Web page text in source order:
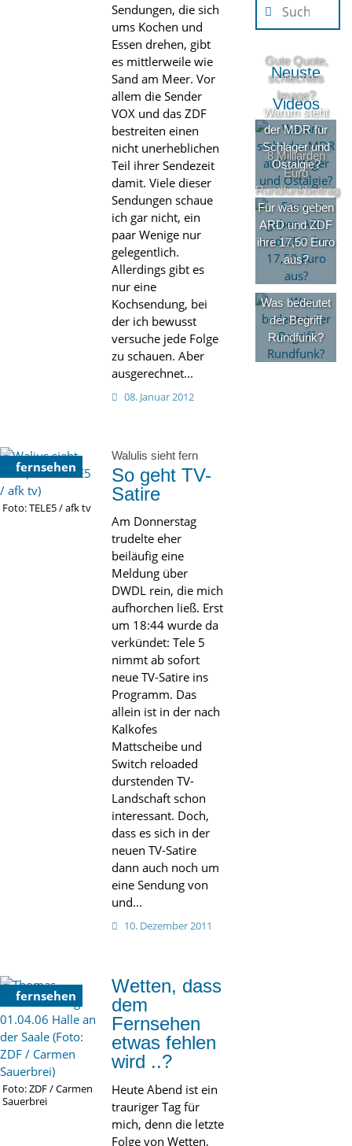
Sendungen, die sich
ums Kochen und
Essen drehen, gibt
es mittlerweile wie
Sand am Meer. Vor
allem die Sender
VOX und das ZDF
bestreiten einen
nicht unerheblichen
Teil ihrer Sendezeit
damit. Viele dieser
Sendungen schaue
ich gar nicht, ein
paar Wenige nur
gelegentlich.
Allerdings gibt es
nur eine
Kochsendung, bei
der ich bewusst
versuche jede Folge
zu schauen. Aber
ausgerechnet...
08. Januar 2012
Foto: TELE5 / afk tv
fernsehen
Walulis sieht fern
So geht TV-
Satire
Am Donnerstag
trudelte eher
beiläufig eine
Meldung über
DWDL rein, die mich
aufhorchen ließ. Erst
um 18:44 wurde da
verkündet: Tele 5
nimmt ab sofort
neue TV-Satire ins
Programm. Das
allein ist in der nach
Kalkofes
Mattscheibe und
Switch reloaded
durstenden TV-
Landschaft schon
interessant. Doch,
dass es sich in der
neuen TV-Satire
dann auch noch um
eine Sendung von
und...
10. Dezember 2011
Foto: ZDF / Carmen
Sauerbrei
fernsehen
Wetten, dass
dem
Fernsehen
etwas fehlen
wird ..?
Heute Abend ist ein
trauriger Tag für
mich, denn die letzte
Folge von Wetten,
Neuste
Videos
Gute Quote,
schlechtes
Image?
Warum steht
der MDR für
Schlager und
Ostalgie?
8 Milliarden
Euro
Rundfunkbeitrag
Für was geben
ARD und ZDF
ihre 17,50 Euro
aus?
Was bedeutet
der Begriff
Rundfunk?